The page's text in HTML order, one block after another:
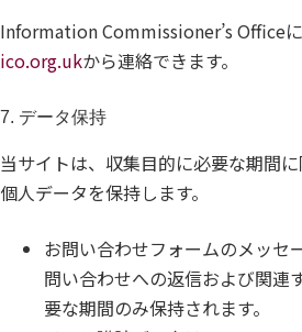
Information Commissioner’s Officeに
ico.org.ukから連絡できます。
7. データ保持
当サイトは、収集目的に必要な期間に
個人データを保持します。
お問い合わせフォームのメッセ
問い合わせへの返信および関連
要な期間のみ保持されます。